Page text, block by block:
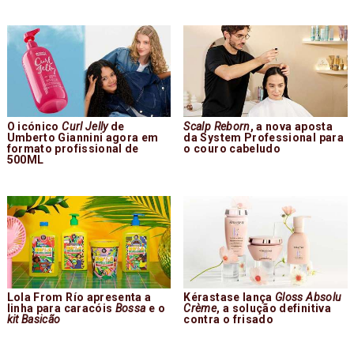
O icónicoCurl Jellyde
Umberto Giannini agora em
formato profissional de
500ML
Scalp Reborn, a nova aposta
da System Professional para
o couro cabeludo
Lola From Río apresenta a
linha para caracóis Bossa e o
kit Basicão
Kérastase lança Gloss Absolu
Crème, a solução definitiva
contra o frisado